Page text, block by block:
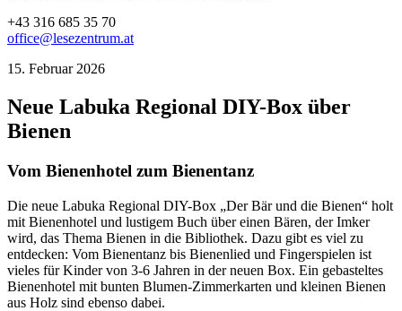
+43 316 685 35 70
office@lesezentrum.at
15. Februar 2026
Neue Labuka Regional DIY-Box über
Bienen
Vom Bienenhotel zum Bienentanz
Die neue Labuka Regional DIY-Box „Der Bär und die Bienen“ holt
mit Bienenhotel und lustigem Buch über einen Bären, der Imker
wird, das Thema Bienen in die Bibliothek. Dazu gibt es viel zu
entdecken: Vom Bienentanz bis Bienenlied und Fingerspielen ist
vieles für Kinder von 3-6 Jahren in der neuen Box. Ein gebasteltes
Bienenhotel mit bunten Blumen-Zimmerkarten und kleinen Bienen
aus Holz sind ebenso dabei.